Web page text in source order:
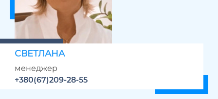
СВЕТЛАНА
менеджер
+380(67)209-28-55